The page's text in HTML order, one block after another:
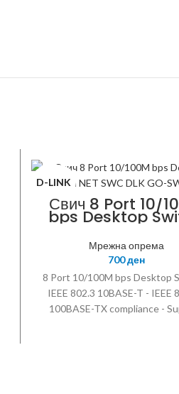
D-LINK
Свич 8 Port 10/
bps Desktop
NET SWC DLK
8E/E
Мрежна опрема
700ден
8 Port 10/100M bps Desktop
IEEE 802.3 10BASE-T - IEEE
100BASE-TX compliance -